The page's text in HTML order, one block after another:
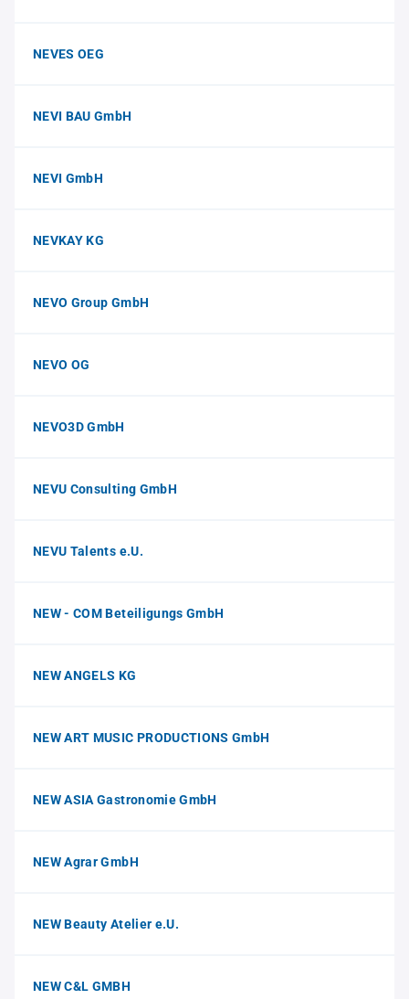
NEVES OEG
NEVI BAU GmbH
NEVI GmbH
NEVKAY KG
NEVO Group GmbH
NEVO OG
NEVO3D GmbH
NEVU Consulting GmbH
NEVU Talents e.U.
NEW - COM Beteiligungs GmbH
NEW ANGELS KG
NEW ART MUSIC PRODUCTIONS GmbH
NEW ASIA Gastronomie GmbH
NEW Agrar GmbH
NEW Beauty Atelier e.U.
NEW C&L GMBH